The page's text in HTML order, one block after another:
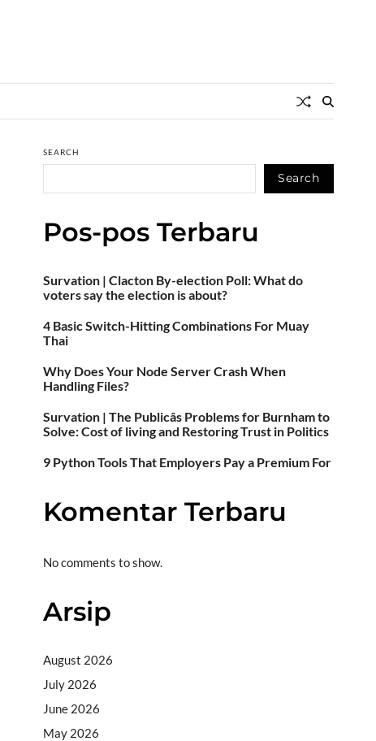
SEARCH
Search
Pos-pos Terbaru
Survation | Clacton By-election Poll: What do
voters say the election is about?
4 Basic Switch-Hitting Combinations For Muay
Thai
Why Does Your Node Server Crash When
Handling Files?
Survation | The Publicâs Problems for Burnham to
Solve: Cost of living and Restoring Trust in Politics
9 Python Tools That Employers Pay a Premium For
Komentar Terbaru
No comments to show.
Arsip
August 2026
July 2026
June 2026
May 2026